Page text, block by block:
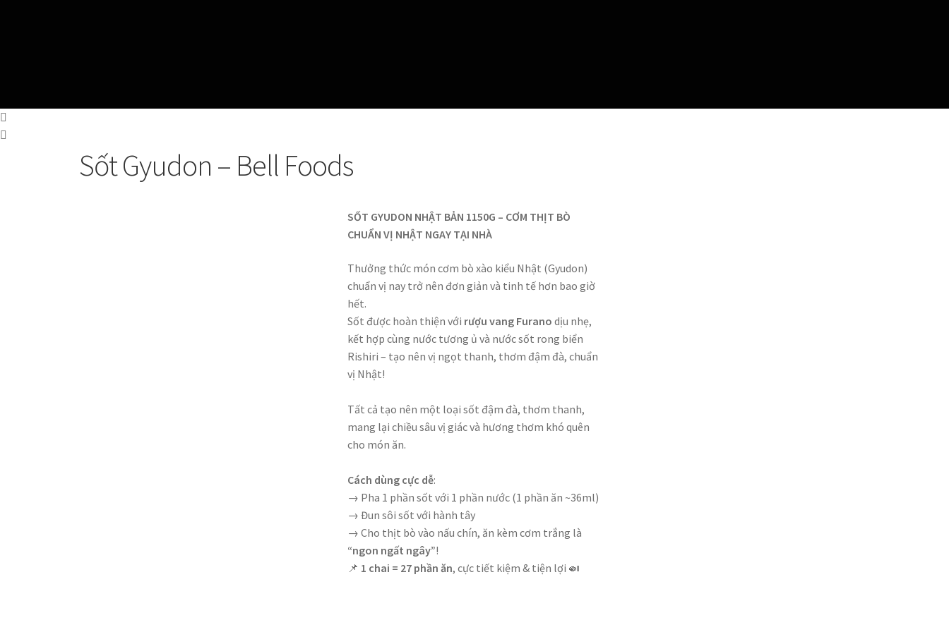
Sốt Gyudon – Bell Foods
SỐT GYUDON NHẬT BẢN 1150G – CƠM THỊT BÒ
CHUẨN VỊ NHẬT NGAY TẠI NHÀ
Thưởng thức món cơm bò xào kiểu Nhật (Gyudon)
chuẩn vị nay trở nên đơn giản và tinh tế hơn bao giờ
hết.
Sốt được hoàn thiện với rượu vang Furano dịu nhẹ,
kết hợp cùng nước tương ủ và nước sốt rong biển
Rishiri – tạo nên vị ngọt thanh, thơm đậm đà, chuẩn
vị Nhật!
Tất cả tạo nên một loại sốt đậm đà, thơm thanh,
mang lại chiều sâu vị giác và hương thơm khó quên
cho món ăn.
Cách dùng cực dễ:
→ Pha 1 phần sốt với 1 phần nước (1 phần ăn ~36ml)
→ Đun sôi sốt với hành tây
→ Cho thịt bò vào nấu chín, ăn kèm cơm trắng là
“ngon ngất ngây”!
📌 1 chai = 27 phần ăn, cực tiết kiệm & tiện lợi 🍛